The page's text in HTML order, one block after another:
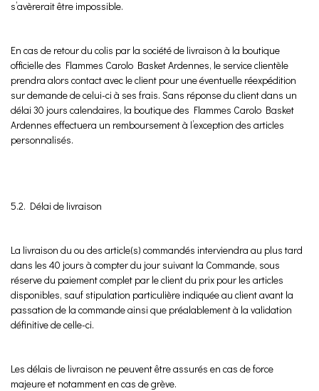
s’avèrerait être impossible.
En cas de retour du colis par la société de livraison à la boutique
officielle des Flammes Carolo Basket Ardennes, le service clientèle
prendra alors contact avec le client pour une éventuelle réexpédition
sur demande de celui-ci à ses frais. Sans réponse du client dans un
délai 30 jours calendaires, la boutique des Flammes Carolo Basket
Ardennes effectuera un remboursement à l’exception des articles
personnalisés.
5.2. Délai de livraison
La livraison du ou des article(s) commandés interviendra au plus tard
dans les 40 jours à compter du jour suivant la Commande, sous
réserve du paiement complet par le client du prix pour les articles
disponibles, sauf stipulation particulière indiquée au client avant la
passation de la commande ainsi que préalablement à la validation
définitive de celle-ci.
Les délais de livraison ne peuvent être assurés en cas de force
majeure et notamment en cas de grève.